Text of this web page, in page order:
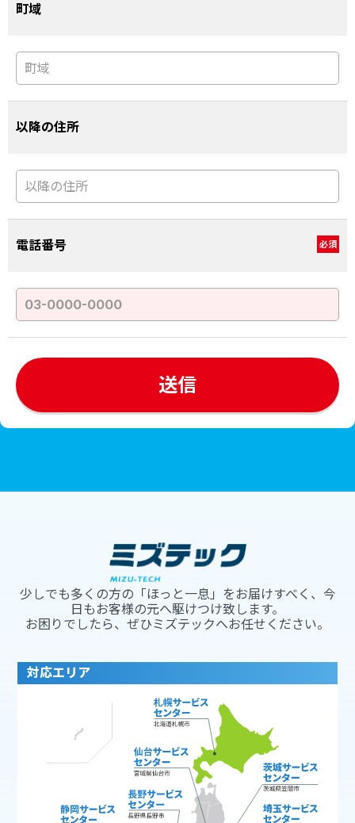
町域
以降の住所
電話番号 必須
少しでも多くの方の「ほっと一息」をお届けすべく、今
日もお客様の元へ駆けつけ致します。
お困りでしたら、ぜひミズテックへお任せください。
対応エリア